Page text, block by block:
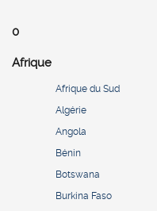
0
Afrique
Afrique du Sud
Algérie
Angola
Bénin
Botswana
Burkina Faso